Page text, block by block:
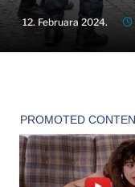
12. Februara 2024.